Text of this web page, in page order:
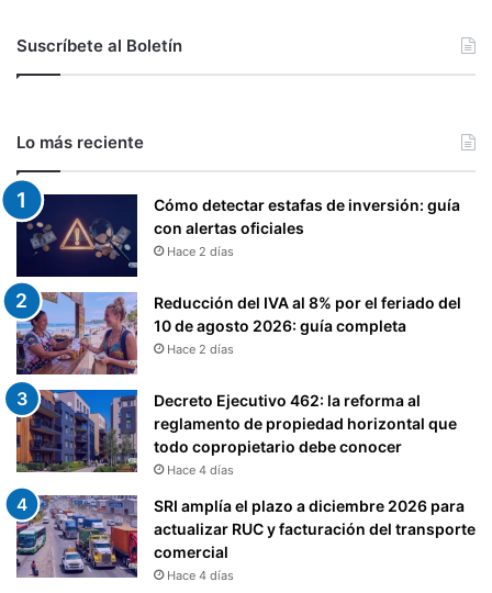
Suscríbete al Boletín
Lo más reciente
Cómo detectar estafas de inversión: guía
con alertas oficiales
Hace 2 días
Reducción del IVA al 8% por el feriado del
10 de agosto 2026: guía completa
Hace 2 días
Decreto Ejecutivo 462: la reforma al
reglamento de propiedad horizontal que
todo copropietario debe conocer
Hace 4 días
SRI amplía el plazo a diciembre 2026 para
actualizar RUC y facturación del transporte
comercial
Hace 4 días